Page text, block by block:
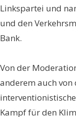
Linkspartei und
und den
Bank.
Von der
anderem auch
Kampf für den